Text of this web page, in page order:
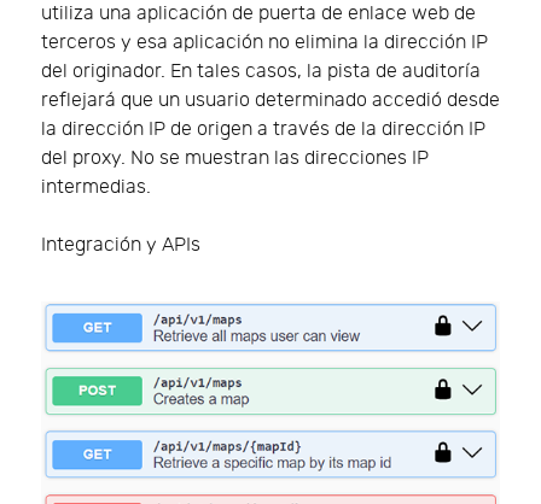
utiliza una aplicación de puerta de enlace web de
terceros y esa aplicación no elimina la dirección IP
del originador. En tales casos, la pista de auditoría
reflejará que un usuario determinado accedió desde
la dirección IP de origen a través de la dirección IP
del proxy. No se muestran las direcciones IP
intermedias.
Integración y APIs